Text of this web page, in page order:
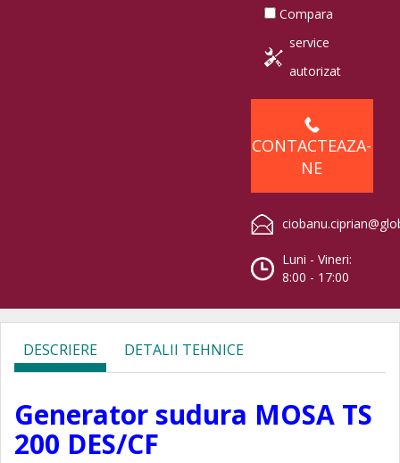
Compara
service
autorizat
CONTACTEAZA-
NE
Luni - Vineri:
8:00 - 17:00
DESCRIERE DETALII TEHNICE
Generator sudura MOSA TS
200 DES/CF